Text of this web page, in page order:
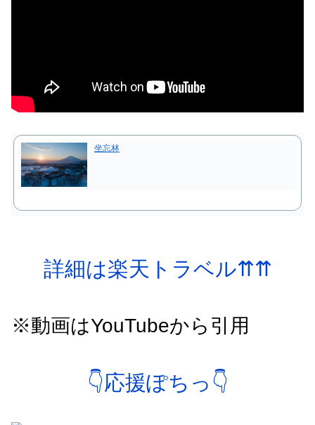
坐忘林
詳細は楽天トラベル⇈⇈
※動画はYouTubeから引用
👇応援ぽちっ👇